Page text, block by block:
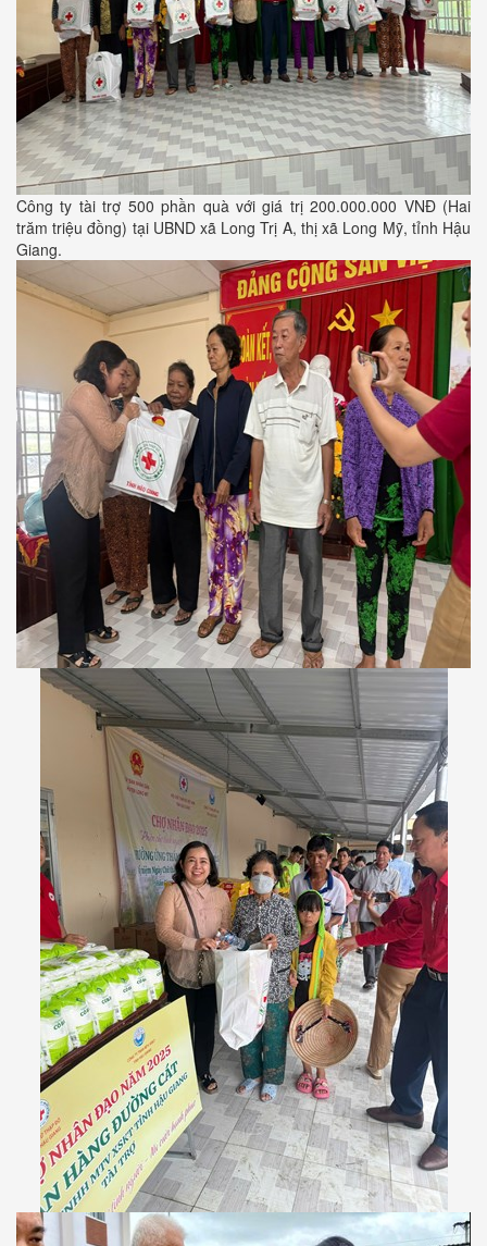
Công ty tài trợ 500 phần quà với giá trị 200.000.000 VNĐ (Hai
trăm triệu đồng) tại UBND xã Long Trị A, thị xã Long Mỹ, tỉnh Hậu
Giang.